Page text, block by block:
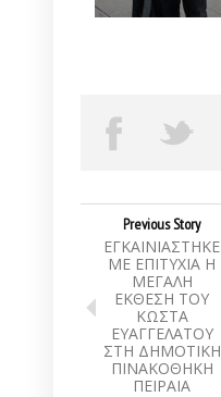
Previous Story
ΕΓΚΑΙΝΙΑΣΤΗΚΕ
ΜΕ ΕΠΙΤΥΧΙΑ Η
ΜΕΓΑΛΗ
ΕΚΘΕΣΗ ΤΟΥ
ΚΩΣΤΑ
ΕΥΑΓΓΕΛΑΤΟΥ
ΣΤΗ ΔΗΜΟΤΙΚΗ
ΠΙΝΑΚΟΘΗΚΗ
ΠΕΙΡΑΙΑ